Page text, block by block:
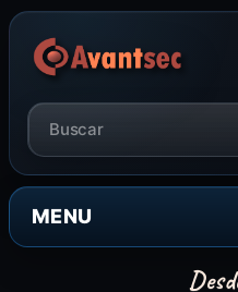
MENU